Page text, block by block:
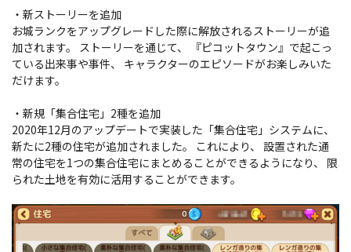
・新ストーリーを追加
お城ランクをアップグレードした際に解放されるストーリーが追
加されます。 ストーリーを通じて、 『ピコットタウン』で起こっ
ている出来事や事件、 キャラクターのエピソードがお楽しみいた
だけます。
・新規「集合住宅」2種を追加
2020年12月のアップデートで実装した「集合住宅」システムに、
新たに2種の住宅が追加されました。 これにより、 設置された通
常の住宅を1つの集合住宅にまとめることができるようになり、 限
られた土地を有効に活用することができます。